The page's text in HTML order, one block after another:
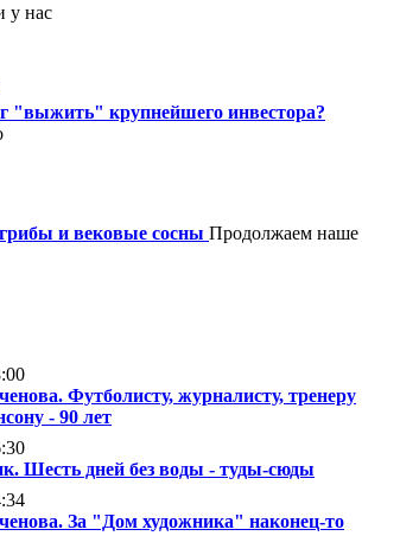
у нас
"выжить" крупнейшего инвестора?
и вековые сосны Продолжаем наше
Футболисту, журналисту, тренеру
- 90 лет
Шесть дней без воды - туды-сюды
За "Дом художника" наконец-то